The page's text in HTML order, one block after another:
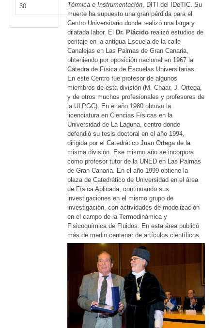
30
Térmica e Instrumentación, DITI del IDeTIC. Su
muerte ha supuesto una gran pérdida para el
Centro Universitario donde realizó una larga y
dilatada labor. El
Dr. Plácido realizó estudios de
peritaje en la antigua Escuela de la calle
Canalejas en Las Palmas de Gran Canaria,
obteniendo por oposición nacional en 1967 la
Cátedra de Física de Escuelas Universitarias.
En este Centro fue profesor de algunos
miembros de esta división (M. Chaar, J. Ortega,
y de otros muchos profesionales y profesores de
la ULPGC). En el año 1980 obtuvo la
licenciatura en Ciencias Físicas en la
Universidad de La Laguna, centro donde
defendió su tesis doctoral en el año 1994,
dirigida por el Catedrático Juan Ortega de la
misma división. Ese mismo año se incorpora
como profesor tutor de la UNED en Las Palmas
de Gran Canaria. En el año 1999 obtiene la
plaza de Catedrático de Universidad en el área
de Física Aplicada, continuando sus
investigaciones en el mismo grupo de
investigación, con actividades de modelización
en el campo de la Termodinámica y
Fisicoquímica de Fluidos. En esta área publicó
más de medio centenar de artículos científicos.